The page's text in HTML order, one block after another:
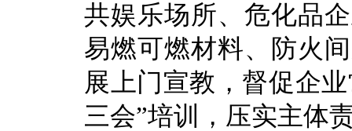
共娱乐场所、危化品
易燃可燃材料、防火
展上门宣教，督促企
三会”培训，压实主体